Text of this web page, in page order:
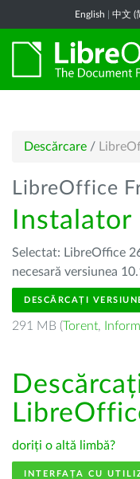
English 中文 (
Descărcare /
LibreOffice
Instalator
Selectat: LibreOffice
necesară versiunea
DESCĂRCAȚI
291 MB (Torent,
doriți o altă limbă?
INTERFAȚA CU